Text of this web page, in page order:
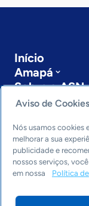
Início
Amapá
Sobre a ASN
Últimas
Editorias
Economia &
Inovação &
Dados
Aviso de Cookies
Nós usamos cookies
melhorar a sua
publicidade e
nossos serviços,
em nossa
Política